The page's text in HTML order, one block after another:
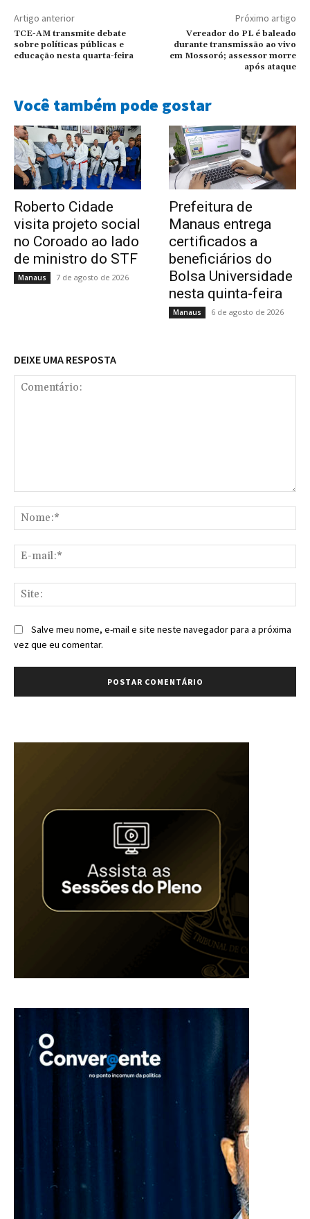
Artigo anterior
TCE-AM transmite debate
sobre políticas públicas e
educação nesta quarta-feira
Próximo artigo
Vereador do PL é baleado
durante transmissão ao vivo
em Mossoró; assessor morre
após ataque
Você também pode gostar
Roberto Cidade
visita projeto social
no Coroado ao lado
de ministro do STF
Manaus 7 de agosto de 2026
Prefeitura de
Manaus entrega
certificados a
beneficiários do
Bolsa Universidade
nesta quinta-feira
Manaus 6 de agosto de 2026
DEIXE UMA RESPOSTA
Salve meu nome, e-mail e site neste navegador para a próxima
vez que eu comentar.